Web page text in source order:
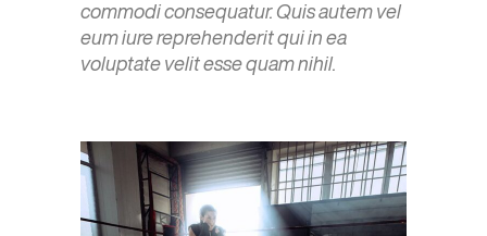
commodi consequatur. Quis autem vel
eum iure reprehenderit qui in ea
voluptate velit esse quam nihil.